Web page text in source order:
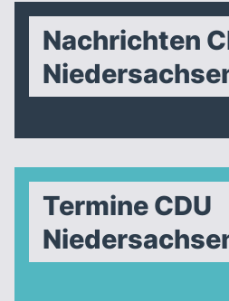
Nachrichten
Termine CDU